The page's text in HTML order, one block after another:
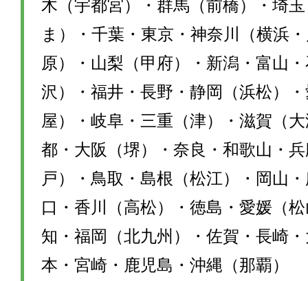
木（宇都宮）・群馬（前橋）・埼
ま）・千葉・東京・神奈川（横浜
原）・山梨（甲府）・新潟・富山
沢）・福井・長野・静岡（浜松）
屋）・岐阜・三重（津）・滋賀（
都・大阪（堺）・奈良・和歌山・
戸）・鳥取・島根（松江）・岡山
口・香川（高松）・徳島・愛媛（
知・福岡（北九州）・佐賀・長崎
本・宮崎・鹿児島・沖縄（那覇）